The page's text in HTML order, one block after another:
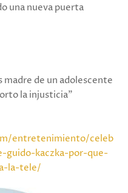
una nueva puerta
madre de un adolescente
la injusticia”
entretenimiento/celeb
guido-kaczka-por-que-
la-tele/